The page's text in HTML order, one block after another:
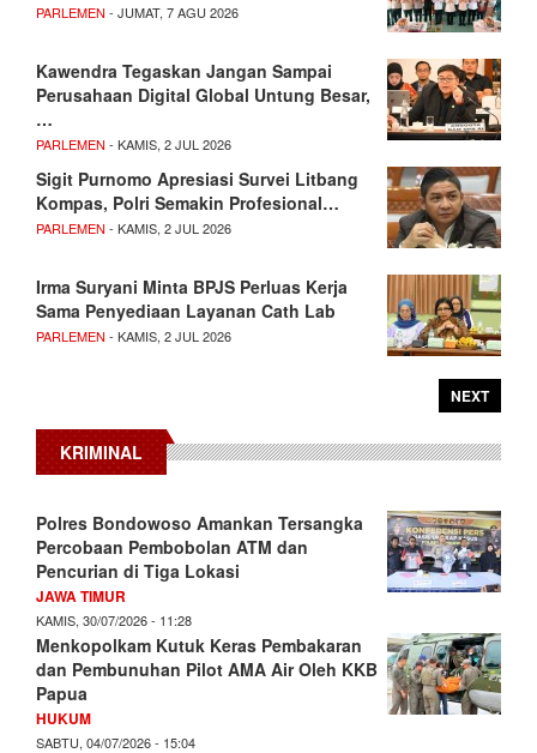
PARLEMEN - JUMAT, 7 AGU 2026
Kawendra Tegaskan Jangan Sampai
Perusahaan Digital Global Untung Besar,
…
PARLEMEN - KAMIS, 2 JUL 2026
Sigit Purnomo Apresiasi Survei Litbang
Kompas, Polri Semakin Profesional…
PARLEMEN - KAMIS, 2 JUL 2026
Irma Suryani Minta BPJS Perluas Kerja
Sama Penyediaan Layanan Cath Lab
PARLEMEN - KAMIS, 2 JUL 2026
NEXT
KRIMINAL
Polres Bondowoso Amankan Tersangka
Percobaan Pembobolan ATM dan
Pencurian di Tiga Lokasi
JAWA TIMUR
KAMIS, 30/07/2026 - 11:28
Menkopolkam Kutuk Keras Pembakaran
dan Pembunuhan Pilot AMA Air Oleh KKB
Papua
HUKUM
SABTU, 04/07/2026 - 15:04